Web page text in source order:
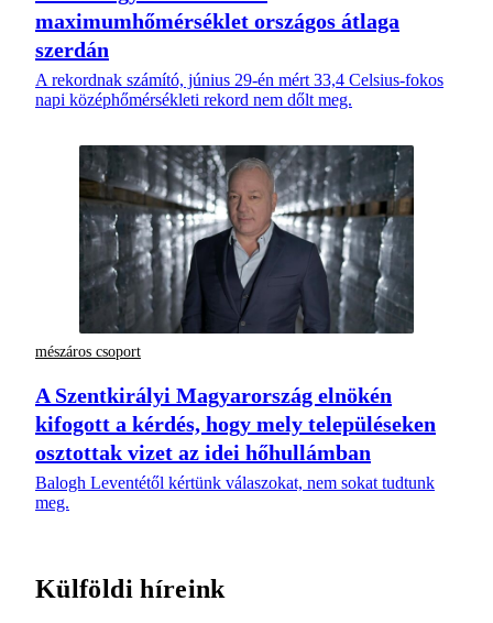
maximumhőmérséklet országos átlaga
szerdán
A rekordnak számító, június 29-én mért 33,4 Celsius-fokos
napi középhőmérsékleti rekord nem dőlt meg.
mészáros csoport
A Szentkirályi Magyarország elnökén
kifogott a kérdés, hogy mely településeken
osztottak vizet az idei hőhullámban
Balogh Leventétől kértünk válaszokat, nem sokat tudtunk
meg.
Külföldi híreink